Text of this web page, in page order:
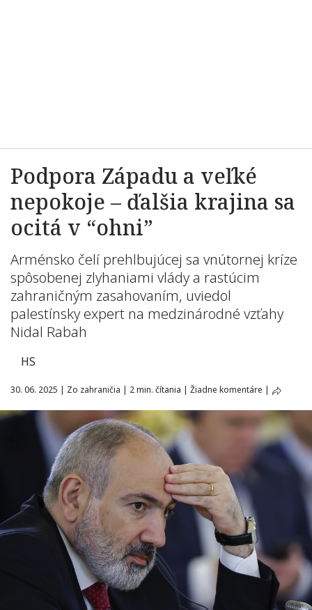
Podpora Západu a veľké
nepokoje – ďalšia krajina sa
ocitá v “ohni”
Arménsko čelí prehlbujúcej sa vnútornej kríze
spôsobenej zlyhaniami vlády a rastúcim
zahraničným zasahovaním, uviedol
palestínsky expert na medzinárodné vzťahy
Nidal Rabah
HS
30. 06. 2025 | Zo zahraničia | 2 min. čítania | Žiadne komentáre |